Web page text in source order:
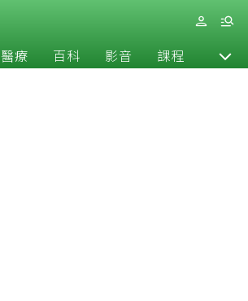
醫療 百科 影音 課程 退休